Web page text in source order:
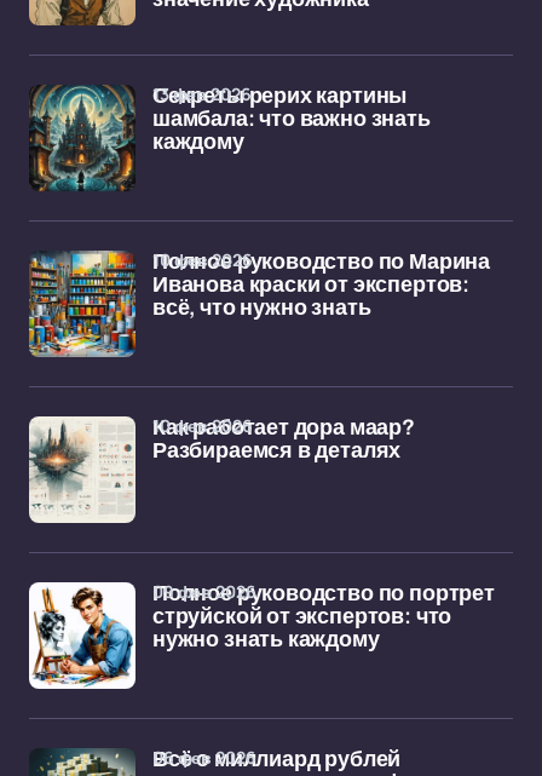
Секреты рерих картины
шамбала: что важно знать
каждому
13 фев 2026
Полное руководство по Марина
Иванова краски от экспертов:
всё, что нужно знать
10 фев 2026
Как работает дора маар?
Разбираемся в деталях
10 фев 2026
Полное руководство по портрет
струйской от экспертов: что
нужно знать каждому
09 фев 2026
Всё о миллиард рублей
06 фев 2026